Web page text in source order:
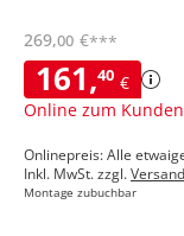
161,40 €
Online zum
269,00 €***
Onlinepreis: Alle
Inkl. MwSt. zzgl.Versand
Montage zubuchbar